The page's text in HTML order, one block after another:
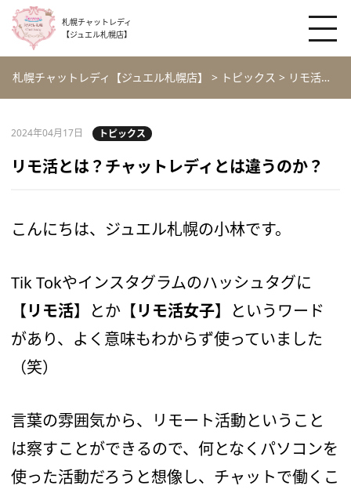
札幌チャットレディ
【ジュエル札幌店】
札幌チャットレディ【ジュエル札幌店】 > トピックス > リモ活とは？チャットレディとは違うのか？
2024年04月17日 トピックス
リモ活とは？チャットレディとは違うのか？
こんにちは、ジュエル札幌の小林です。
Tik Tokやインスタグラムのハッシュタグに
【リモ活】とか【リモ活女子】というワード
があり、よく意味もわからず使っていました
（笑）
言葉の雰囲気から、リモート活動ということ
は察すことができるので、何となくパソコンを
使った活動だろうと想像し、チャットで働くこ